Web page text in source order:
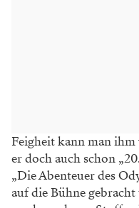
Feigheit kann man
er doch auch schon
„Die Abenteuer des
auf die Bühne